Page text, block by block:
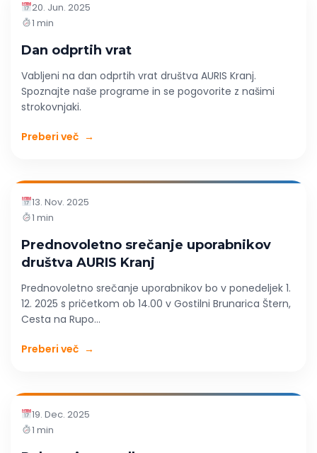
20. Jun. 2025
1 min
Dan odprtih vrat
Vabljeni na dan odprtih vrat društva AURIS Kranj.
Spoznajte naše programe in se pogovorite z našimi
strokovnjaki.
Preberi več →
13. Nov. 2025
1 min
Prednovoletno srečanje uporabnikov
društva AURIS Kranj
Prednovoletno srečanje uporabnikov bo v ponedeljek 1.
12. 2025 s pričetkom ob 14.00 v Gostilni Brunarica Štern,
Cesta na Rupo...
Preberi več →
19. Dec. 2025
1 min